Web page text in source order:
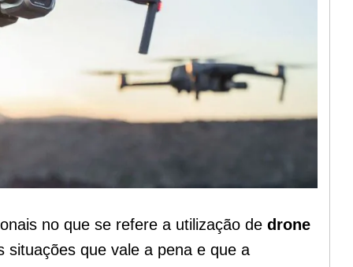
no que se refere a utilização de drone
situações que vale a pena e que a